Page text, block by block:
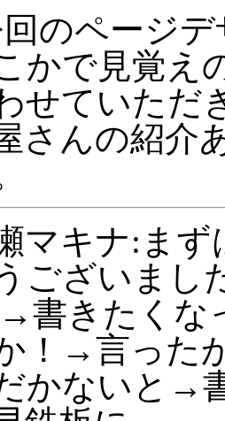
のページ
かで見覚え
せていただ
さんの紹介
マキナ:まず
ございまし
書きたくな
！→言った
かないと→